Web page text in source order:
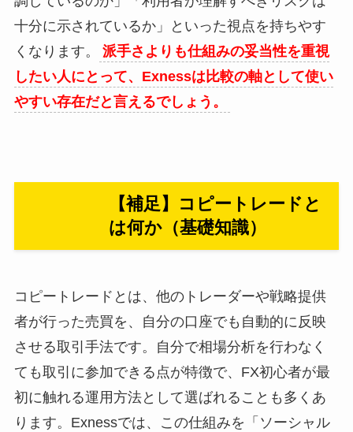
十分に示されているか」といった視点を持ちやす
くなります。
派手さよりも仕組みの妥当性を重視
したい人にとって、Exnessは比較の軸として使い
やすい存在だと言えるでしょう。
【補足】コピートレードと
は何か（基礎知識）
コピートレードとは、他のトレーダーや戦略提供
者が行った売買を、自分の口座でも自動的に反映
させる取引手法です。自分で相場分析を行わなく
ても取引に参加できる点が特徴で、FX初心者が最
初に触れる運用方法として選ばれることも多くあ
ります。Exnessでは、この仕組みを「ソーシャル